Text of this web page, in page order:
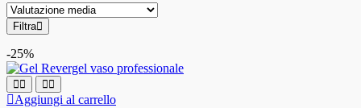
Filtra
-25%
Aggiungi al carrello